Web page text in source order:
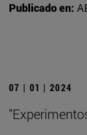
Publicado en:
07 | 01 | 2024